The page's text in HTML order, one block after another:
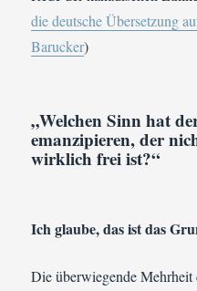
die deutsche Übersetzung
Barucker)
„Welchen Sinn hat
emanzipieren, der
wirklich frei ist?“
Ich glaube, das ist das
Die überwiegende